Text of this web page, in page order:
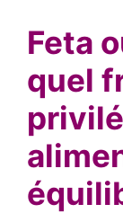
Feta
quel